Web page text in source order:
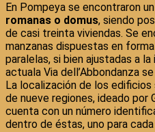
En Pompeya se encontraron
romanas o domus, siendo
de casi treinta viviendas. Se
manzanas dispuestas en
paralelas, si bien ajustadas a
actuala Via dell’Abbondanza
La localización de los
de nueve regiones, ideado por
cuenta con un número
dentro de éstas, uno para